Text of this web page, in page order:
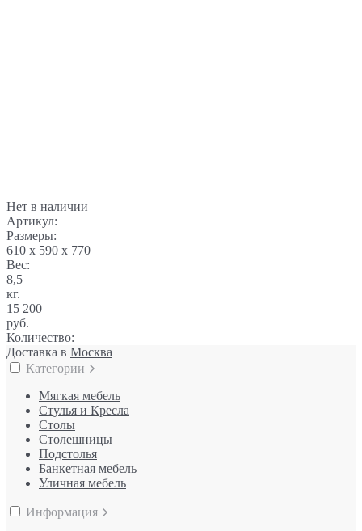
Нет в наличии
Артикул:
Размеры:
610 x 590 x 770
Вес:
8,5
кг.
15 200
руб.
Количество:
Доставка в Москва
Категории
Мягкая мебель
Стулья и Кресла
Столы
Столешницы
Подстолья
Банкетная мебель
Уличная мебель
Информация